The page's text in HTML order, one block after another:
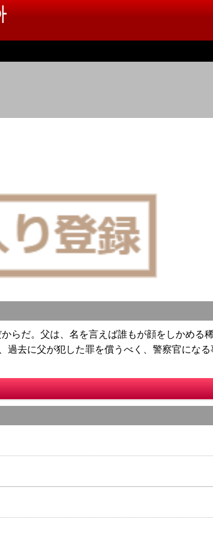
だ。父は、名を言えば誰もが顔をしかめる
去に父が犯した罪を償うべく、警察官になる